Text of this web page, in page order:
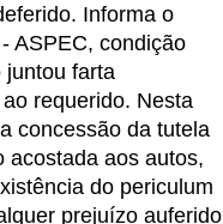
Informa o
ASPEC, condição
juntou farta
requerido. Nesta
concessão da tutela
acostada aos autos,
do periculum
prejuízo auferido